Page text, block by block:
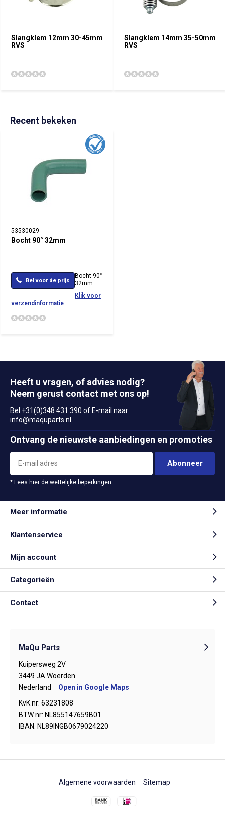
Slangklem 12mm 30-45mm
RVS
Slangklem 14mm 35-50mm
RVS
Recent bekeken
53530029
Bocht 90° 32mm
Bel voor de prijs
Bocht 90°
32mm
Klik voor
verzendinformatie
Heeft u vragen, of advies nodig?
Neem gerust contact met ons op!
Bel +31(0)348 431 390 of E-mail naar
info@maquparts.nl
Ontvang de nieuwste aanbiedingen en promoties
Abonneer
* Lees hier de wettelijke beperkingen
Meer informatie
Klantenservice
Mijn account
Categorieën
Contact
MaQu Parts
Kuipersweg 2V
3449 JA Woerden
Nederland
Open in Google Maps
KvK nr: 63231808
BTW nr: NL855147659B01
IBAN: NL89INGB0679024220
Algemene voorwaarden Sitemap